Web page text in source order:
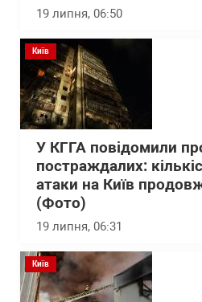
19 липня, 06:50
Київ
У КГГА повідомили
постраждалих:
атаки на Київ
(Фото)
19 липня, 06:31
Київ